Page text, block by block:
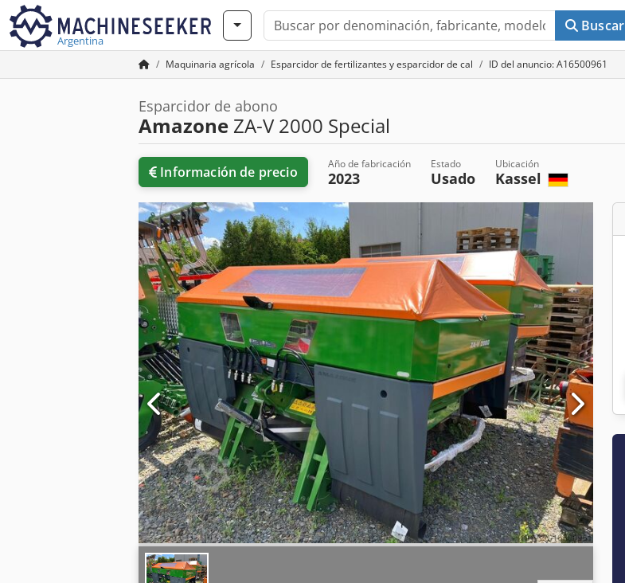
Argentina
Buscar
Maquinaria agrícola Esparcidor de fertilizantes y esparcidor de cal ID del anuncio: A16500961
Esparcidor de abono
Amazone ZA-V 2000 Special
Información de precio Año de fabricación
2023
Estado
Usado
Ubicación
Kassel